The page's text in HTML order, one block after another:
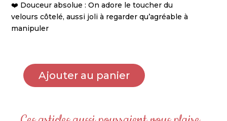
❤️ Douceur absolue : On adore le toucher du
velours côtelé, aussi joli à regarder qu’agréable à
manipuler
quantité
Activités
Ajouter au panier